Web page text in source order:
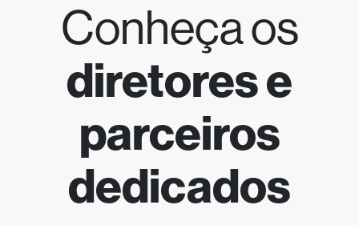
Conheça os
diretores e
parceiros
dedicados